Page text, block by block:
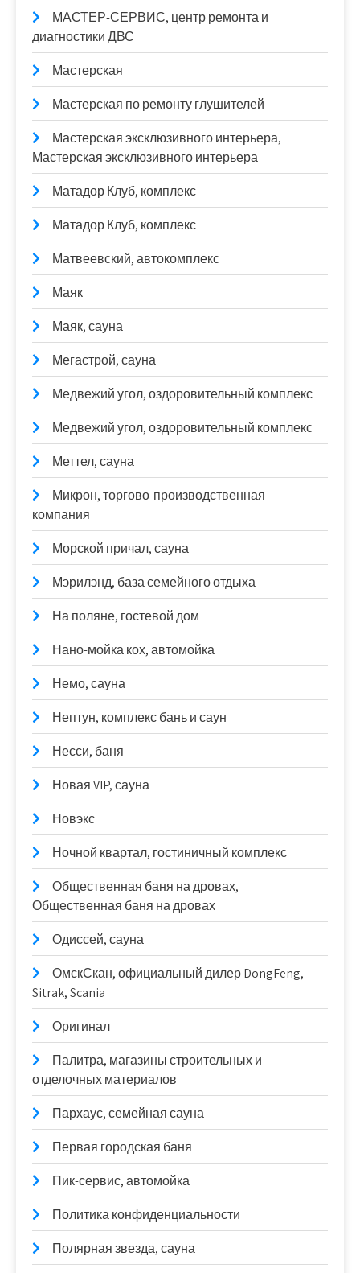
МАСТЕР-СЕРВИС, центр ремонта и
диагностики ДВС
Мастерская
Мастерская по ремонту глушителей
Мастерская эксклюзивного интерьера,
Мастерская эксклюзивного интерьера
Матадор Клуб, комплекс
Матадор Клуб, комплекс
Матвеевский, автокомплекс
Маяк
Маяк, сауна
Мегастрой, сауна
Медвежий угол, оздоровительный комплекс
Медвежий угол, оздоровительный комплекс
Меттел, сауна
Микрон, торгово-производственная
компания
Морской причал, сауна
Мэрилэнд, база семейного отдыха
На поляне, гостевой дом
Нано-мойка кох, автомойка
Немо, сауна
Нептун, комплекс бань и саун
Несси, баня
Новая VIP, сауна
Новэкс
Ночной квартал, гостиничный комплекс
Общественная баня на дровах,
Общественная баня на дровах
Одиссей, сауна
ОмскСкан, официальный дилер DongFeng,
Sitrak, Scania
Оригинал
Палитра, магазины строительных и
отделочных материалов
Пархаус, семейная сауна
Первая городская баня
Пик-сервис, автомойка
Политика конфиденциальности
Полярная звезда, сауна